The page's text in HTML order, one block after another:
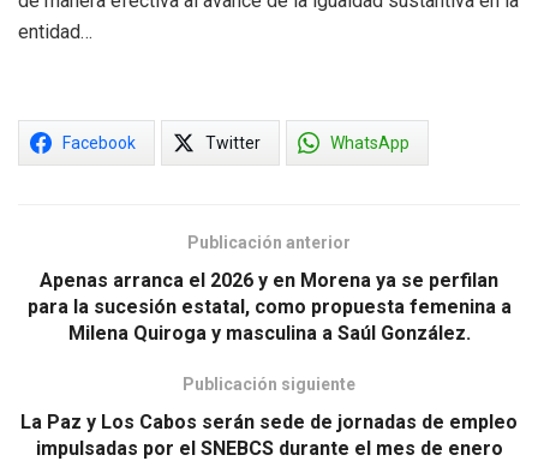
entidad…
Facebook Twitter WhatsApp
Publicación anterior
Apenas arranca el 2026 y en Morena ya se perfilan
para la sucesión estatal, como propuesta femenina a
Milena Quiroga y masculina a Saúl González.
Publicación siguiente
La Paz y Los Cabos serán sede de jornadas de empleo
impulsadas por el SNEBCS durante el mes de enero